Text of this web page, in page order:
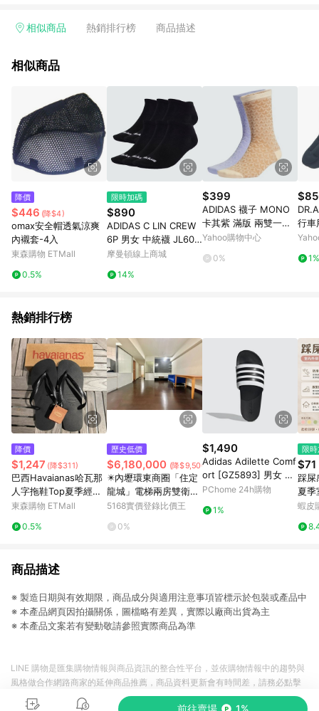
4. 不具回饋資格種類商品：電子禮券。 5. 回饋點數計算將排除訂
錄，相關問題請於保留時間內聯絡客服中心，並由康達盛通生活
提供簡單、快速、輕鬆的購物流程及體驗，將不定期推出精選、
話題性或期間限定商品來滿足您的喜好。
相似商品 熱銷排行榜 商品描述
相似商品
降價
$446 (降$4)
omax安全帽透氣涼爽
內襯套-4入
東森購物 ETMall
0.5%
限時加碼
$890
ADIDAS C LIN CREW
6P 男女 中統襪 JL609
6
摩曼頓線上商城
14%
$399
ADIDAS 襪子 MONO
卡其紫 滿版 兩雙一組
長襪 中筒襪 IS1264
Yahoo購物中心
0%
行車
座墊
1%
熱銷排行榜
降價
$1,247 (降$311)
巴西Havaianas哈瓦那
人字拖鞋Top夏季經典
純黑色男女中性橡膠防
東森購物 ETMall
0.5%
歷史低價
$6,180,000 (降$9,500,000)
✴️內壢環東商圈「住定
龍城」電梯兩房雙衛浴
✴️｜桃園市中壢區自立
5168實價登錄比價王
0%
$1,490
Adidas Adilette Comf
ort [GZ5893] 男女 涼
拖鞋 休閒 日常 居家 舒
PChome 24h購物
1%
限
$71
踩屎
夏季
防滑
防水
蝦皮
商品描述
※ 製造日期與有效期限，商品成分與適用注意事項皆標示於包裝或產品中
※ 本產品網頁因拍攝關係，圖檔略有差異，實際以廠商出貨為主
※ 本產品文案若有變動敬請參照實際商品為準
前往賣場 1%
LINE 購物是匯集購物情報與商品資訊的整合性平台，並依購物情報中的趨勢與
風格做合作網路商家的延伸商品推薦，商品資料更新會有時間差，請務必點擊
商品至各合作網路商家，確認現售價與購物條件，一切資訊以合作廠商網頁為